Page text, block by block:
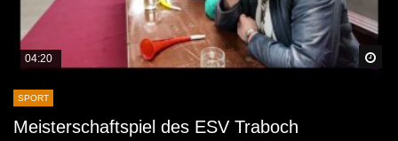
04:20
SPORT
Meisterschaftspiel des ESV Traboch